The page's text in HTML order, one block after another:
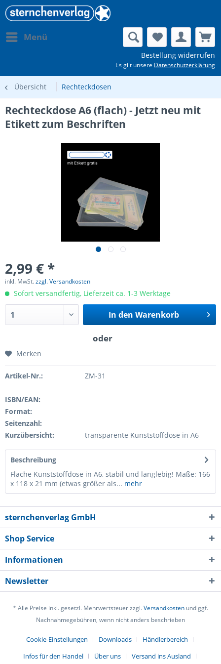
Menü
Bestellung widerrufen
Es gilt unsere Datenschutzerklärung
Übersicht Rechteckdosen
Rechteckdose A6 (flach) - Jetzt neu mit
Etikett zum Beschriften
2,99 € *
inkl. MwSt.zzgl. Versandkosten
Sofort versandfertig, Lieferzeit ca. 1-3 Werktage
In den Warenkorb
Merken
Artikel-Nr.: ZM-31
ISBN/EAN:
Format:
Seitenzahl:
Kurzübersicht:
transparente Kunststoffdose in A6
Beschreibung
Flache Kunststoffdose in A6, stabil und langlebig! Maße: 166
x 118 x 21 mm (etwas größer als... mehr
sternchenverlag GmbH
Shop Service
Informationen
Newsletter
* Alle Preise inkl. gesetzl. Mehrwertsteuer zzgl.Versandkosten und ggf.
Nachnahmegebühren, wenn nicht anders beschrieben
Cookie-Einstellungen Downloads
Händlerbereich
Infos für den Handel
Über uns Versand ins Ausland